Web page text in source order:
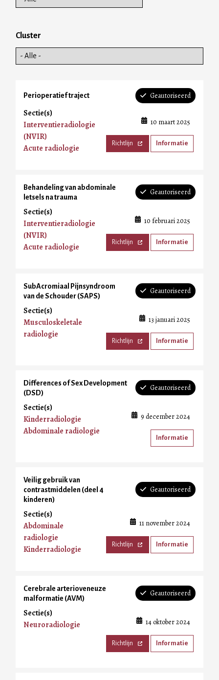
Cluster
Perioperatief traject Geautoriseerd
Sectie(s)
Interventieradiologie
(NVIR)
Acute radiologie
10 maart 2025
Richtlijn Informatie
Behandeling van abdominale
letsels na trauma
Geautoriseerd
Sectie(s)
Interventieradiologie
(NVIR)
Acute radiologie
10 februari 2025
Richtlijn Informatie
SubAcromiaal Pijnsyndroom
van de Schouder (SAPS)
Geautoriseerd
Sectie(s)
Musculoskeletale
radiologie
13 januari 2025
Richtlijn Informatie
Differences of Sex Development
(DSD)
Geautoriseerd
Sectie(s)
Kinderradiologie
Abdominale radiologie
9 december 2024
Informatie
Veilig gebruik van
contrastmiddelen (deel 4
kinderen)
Geautoriseerd
Sectie(s)
Abdominale
radiologie
Kinderradiologie
11 november 2024
Richtlijn Informatie
Cerebrale arterioveneuze
malformatie (AVM)
Geautoriseerd
Sectie(s)
Neuroradiologie
14 oktober 2024
Richtlijn Informatie